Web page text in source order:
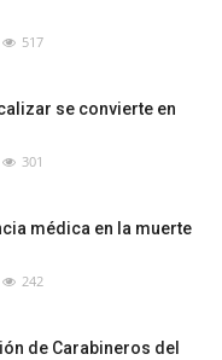
517
se convierte en
301
médica en la muerte
242
de Carabineros del